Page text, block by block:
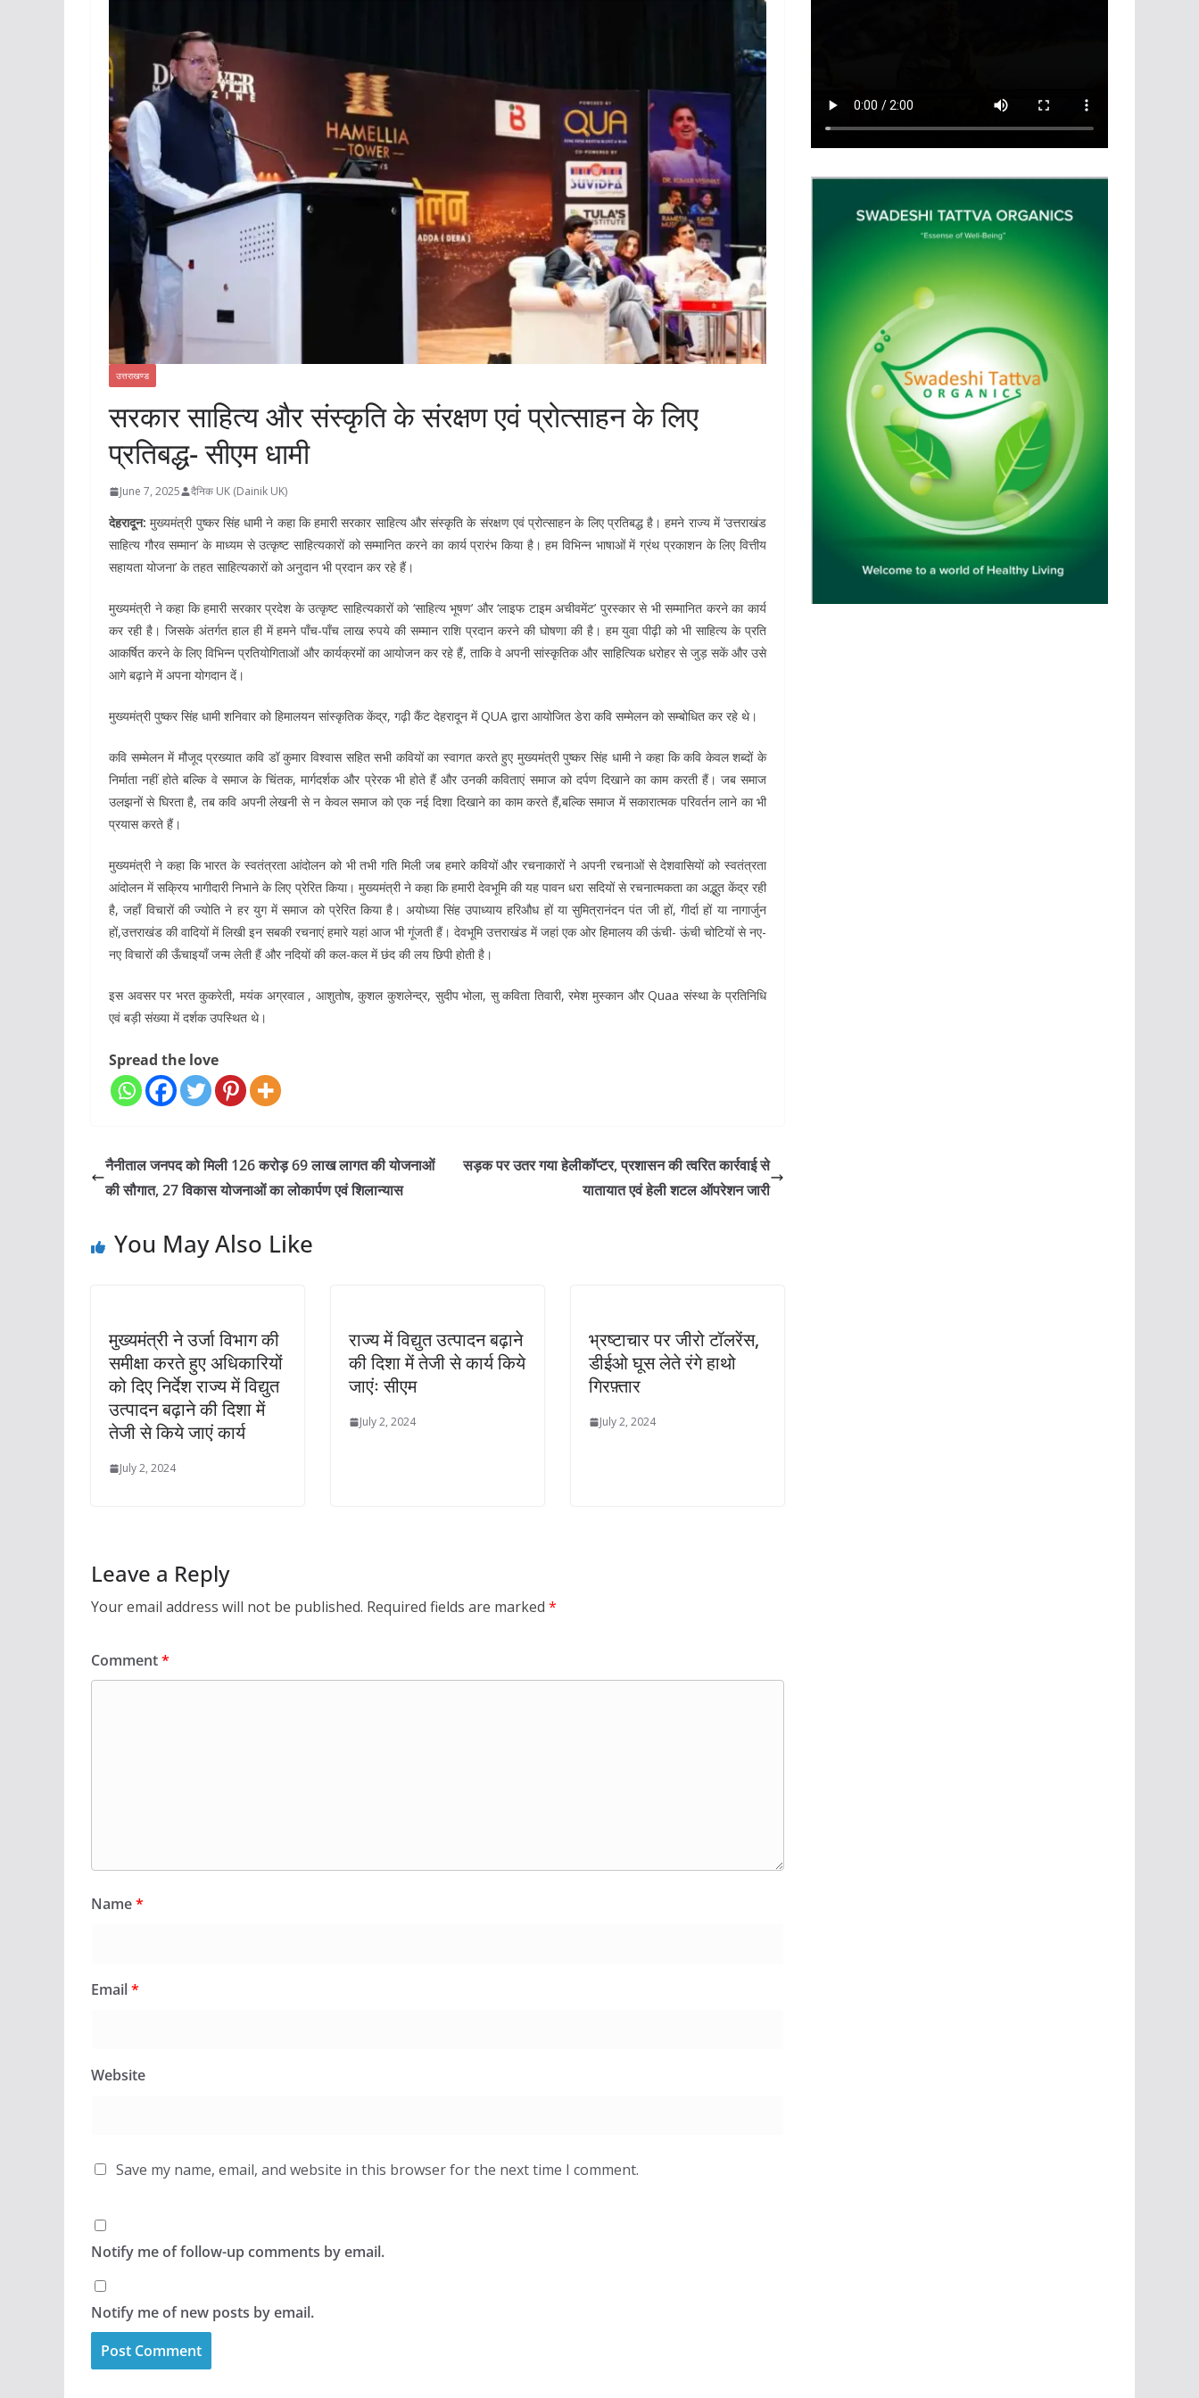
उत्तराखण्ड
सरकार साहित्य और संस्कृति के संरक्षण एवं प्रोत्साहन के लिए
प्रतिबद्ध- सीएम धामी
June 7, 2025 दैनिक UK (Dainik UK)
देहरादून: मुख्यमंत्री पुष्कर सिंह धामी ने कहा कि हमारी सरकार साहित्य और संस्कृति के संरक्षण एवं प्रोत्साहन के लिए प्रतिबद्ध है। हमने राज्य में ‘उत्तराखंड
साहित्य गौरव सम्मान’ के माध्यम से उत्कृष्ट साहित्यकारों को सम्मानित करने का कार्य प्रारंभ किया है। हम विभिन्न भाषाओं में ग्रंथ प्रकाशन के लिए वित्तीय
सहायता योजना’ के तहत साहित्यकारों को अनुदान भी प्रदान कर रहे हैं।
मुख्यमंत्री ने कहा कि हमारी सरकार प्रदेश के उत्कृष्ट साहित्यकारों को ‘साहित्य भूषण’ और ‘लाइफ टाइम अचीवमेंट’ पुरस्कार से भी सम्मानित करने का कार्य
कर रही है। जिसके अंतर्गत हाल ही में हमने पाँच-पाँच लाख रुपये की सम्मान राशि प्रदान करने की घोषणा की है। हम युवा पीढ़ी को भी साहित्य के प्रति
आकर्षित करने के लिए विभिन्न प्रतियोगिताओं और कार्यक्रमों का आयोजन कर रहे हैं, ताकि वे अपनी सांस्कृतिक और साहित्यिक धरोहर से जुड़ सकें और उसे
आगे बढ़ाने में अपना योगदान दें।
मुख्यमंत्री पुष्कर सिंह धामी शनिवार को हिमालयन सांस्कृतिक केंद्र, गढ़ी कैंट देहरादून में QUA द्वारा आयोजित डेरा कवि सम्मेलन को सम्बोधित कर रहे थे।
कवि सम्मेलन में मौजूद प्रख्यात कवि डॉ कुमार विश्वास सहित सभी कवियों का स्वागत करते हुए मुख्यमंत्री पुष्कर सिंह धामी ने कहा कि कवि केवल शब्दों के
निर्माता नहीं होते बल्कि वे समाज के चिंतक, मार्गदर्शक और प्रेरक भी होते हैं और उनकी कविताएं समाज को दर्पण दिखाने का काम करती हैं। जब समाज
उलझनों से घिरता है, तब कवि अपनी लेखनी से न केवल समाज को एक नई दिशा दिखाने का काम करते हैं,बल्कि समाज में सकारात्मक परिवर्तन लाने का भी
प्रयास करते हैं।
मुख्यमंत्री ने कहा कि भारत के स्वतंत्रता आंदोलन को भी तभी गति मिली जब हमारे कवियों और रचनाकारों ने अपनी रचनाओं से देशवासियों को स्वतंत्रता
आंदोलन में सक्रिय भागीदारी निभाने के लिए प्रेरित किया। मुख्यमंत्री ने कहा कि हमारी देवभूमि की यह पावन धरा सदियों से रचनात्मकता का अद्भुत केंद्र रही
है, जहाँ विचारों की ज्योति ने हर युग में समाज को प्रेरित किया है। अयोध्या सिंह उपाध्याय हरिऔध हों या सुमित्रानंदन पंत जी हों, गीर्दा हों या नागार्जुन
हों,उत्तराखंड की वादियों में लिखी इन सबकी रचनाएं हमारे यहां आज भी गूंजती हैं। देवभूमि उत्तराखंड में जहां एक ओर हिमालय की ऊंची- ऊंची चोटियों से नए-
नए विचारों की ऊँचाइयाँ जन्म लेती हैं और नदियों की कल-कल में छंद की लय छिपी होती है।
इस अवसर पर भरत कुकरेती, मयंक अग्रवाल , आशुतोष, कुशल कुशलेन्द्र, सुदीप भोला, सु कविता तिवारी, रमेश मुस्कान और Quaa संस्था के प्रतिनिधि
एवं बड़ी संख्या में दर्शक उपस्थित थे।
Spread the love
नैनीताल जनपद को मिली 126 करोड़ 69 लाख लागत की योजनाओं
की सौगात, 27 विकास योजनाओं का लोकार्पण एवं शिलान्यास
सड़क पर उतर गया हेलीकॉप्टर, प्रशासन की त्वरित कार्रवाई से
यातायात एवं हेली शटल ऑपरेशन जारी
You May Also Like
मुख्यमंत्री ने उर्जा विभाग की
समीक्षा करते हुए अधिकारियों
को दिए निर्देश राज्य में विद्युत
उत्पादन बढ़ाने की दिशा में
तेजी से किये जाएं कार्य
July 2, 2024
राज्य में विद्युत उत्पादन बढ़ाने
की दिशा में तेजी से कार्य किये
जाएंः सीएम
July 2, 2024
भ्रष्टाचार पर जीरो टॉलरेंस,
डीईओ घूस लेते रंगे हाथो
गिरफ़्तार
July 2, 2024
Leave a Reply
Your email address will not be published. Required fields are marked *
Comment*
Name*
Email*
Website
Save my name, email, and website in this browser for the next time I comment.
Notify me of follow-up comments by email.
Notify me of new posts by email.